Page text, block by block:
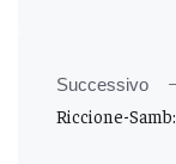
Successivo
Riccione-